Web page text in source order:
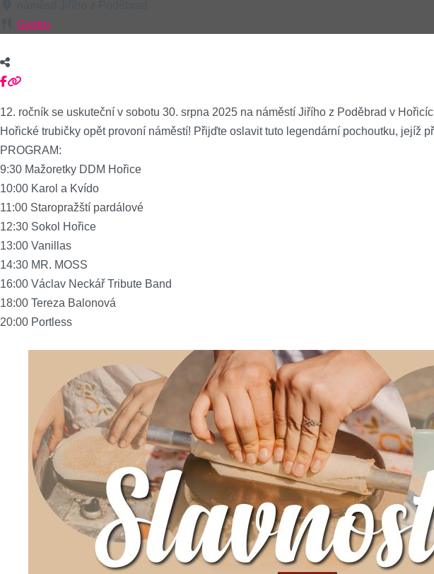
Gastro
12. ročník se uskuteční v sobotu 30. srpna 2025 na náměstí Jiřího z Poděbrad v
Hořické trubičky opět provoní náměstí! Přijďte oslavit tuto legendární pochoutku, jejíž
PROGRAM:
9:30 Mažoretky DDM Hořice
10:00 Karol a Kvído
11:00 Staropražští pardálové
12:30 Sokol Hořice
13:00 Vanillas
14:30 MR. MOSS
16:00 Václav Neckář Tribute Band
18:00 Tereza Balonová
20:00 Portless